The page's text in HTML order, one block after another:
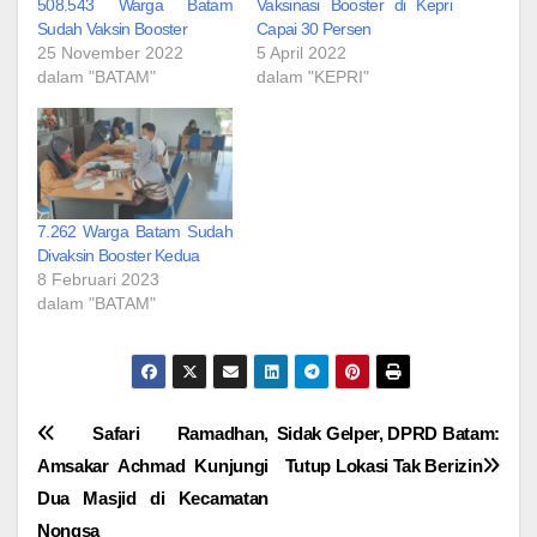
508.543 Warga Batam
Sudah Vaksin Booster
25 November 2022
dalam "BATAM"
Vaksinasi Booster di Kepri
Capai 30 Persen
5 April 2022
dalam "KEPRI"
7.262 Warga Batam Sudah
Divaksin Booster Kedua
8 Februari 2023
dalam "BATAM"
Navigasi
pos
Sidak Gelper, DPRD Batam:
Tutup Lokasi Tak Berizin
Safari Ramadhan,
Amsakar Achmad Kunjungi
Dua Masjid di Kecamatan
Nongsa